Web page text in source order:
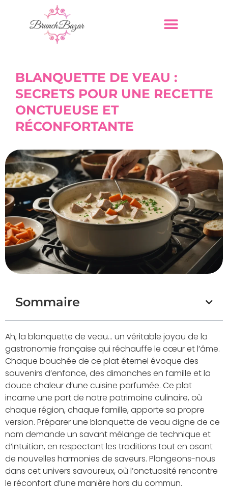
BLANQUETTE DE VEAU :
SECRETS POUR UNE RECETTE
ONCTUEUSE ET
RÉCONFORTANTE
Sommaire
Ah, la blanquette de veau… un véritable joyau de la
gastronomie française qui réchauffe le cœur et l’âme.
Chaque bouchée de ce plat éternel évoque des
souvenirs d’enfance, des dimanches en famille et la
douce chaleur d’une cuisine parfumée. Ce plat
incarne une part de notre patrimoine culinaire, où
chaque région, chaque famille, apporte sa propre
version. Préparer une blanquette de veau digne de ce
nom demande un savant mélange de technique et
d’intuition, en respectant les traditions tout en osant
de nouvelles harmonies de saveurs. Plongeons-nous
dans cet univers savoureux, où l’onctuosité rencontre
le réconfort d’une manière hors du commun.